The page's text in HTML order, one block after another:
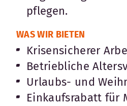
pflegen.
WAS WIR BIETEN
Krisensicherer
Betriebliche
Urlaubs- und
Einkaufsrabatt für